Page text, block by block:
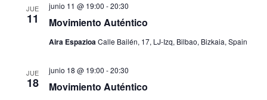
JUE
11 Movimiento Auténtico
junio 11 @ 19:00 -20:30
Aira EspazioaCalle Bailén, 17, LJ-Izq, Bilbao, Bizkaia, Spain
JUE
18 Movimiento Auténtico
junio 18 @ 19:00 -20:30